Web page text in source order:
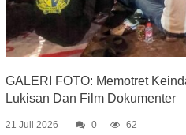
GALERI FOTO: Memotret
Lukisan Dan Film Dokumenter
21 Juli 2026 0 62